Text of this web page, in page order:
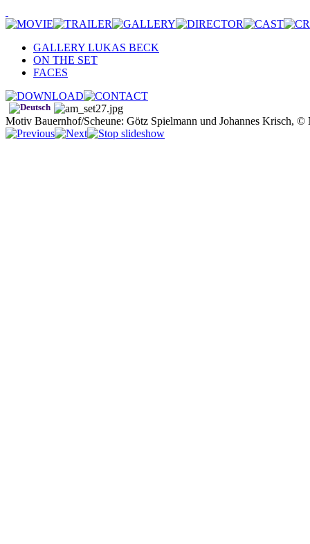
GALLERY LUKAS BECK
ON THE SET
FACES
Motiv Bauernhof/Scheune: Götz Spielmann und Johannes Krisch,